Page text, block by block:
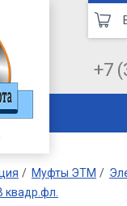
+7
Муфты ЭТМ